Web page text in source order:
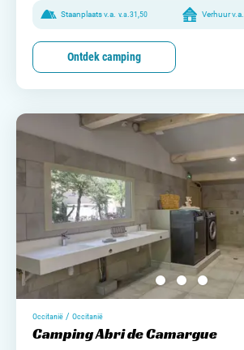
Staanplaats v.a. v.a.31,50 Verhuur v.a.
Ontdek camping
Occitanië / Occitanië
Camping Abri de Camargue